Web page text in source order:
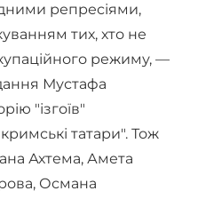
репресіями,
тих, хто не
режиму, —
Мустафа
"ізгоїв"
татари". Тож
Ахтема, Амета
Османа